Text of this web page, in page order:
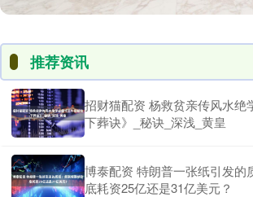
推荐资讯
招财猫配资 杨救贫亲传风水绝
下葬诀》_秘诀_深浅_黄皇
博泰配资 特朗普一张纸引发的
底耗资25亿还是31亿美元？